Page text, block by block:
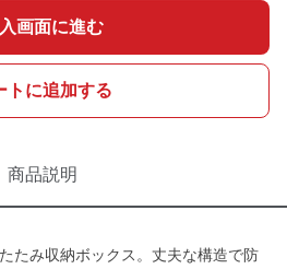
画面に進む
トに追加する
商品説明
たみ収納ボックス。丈夫な構造で防